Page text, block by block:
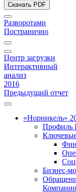
Скачать PDF
Разворотами
Постранично
Центр загрузки
Интерактивный
анализ
2016
Предыдущий отчет
«Норникель»
Профиль
Ключевые
Бизнес-
Компании